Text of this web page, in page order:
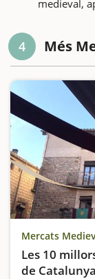
medieval,
4 Més
Mercats
Les 10
de Catalunya